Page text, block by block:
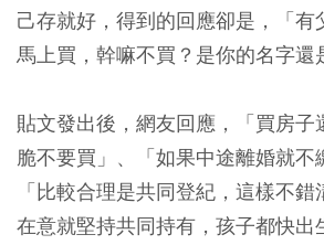
己存就好，得到的回應卻是，「有
馬上買，幹嘛不買？是你的名字還
貼文發出後，網友回應，「買房子
脆不要買」、「如果中途離婚就不
「比較合理是共同登紀，這樣不
在意就堅持共同持有，孩子都快出